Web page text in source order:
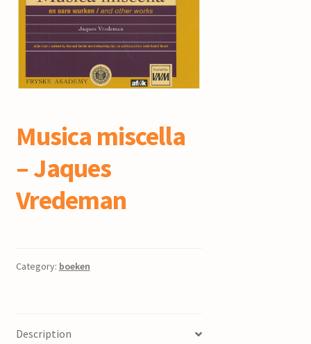
mijn account
Musica miscella
– Jaques
Vredeman
Category: boeken
Description